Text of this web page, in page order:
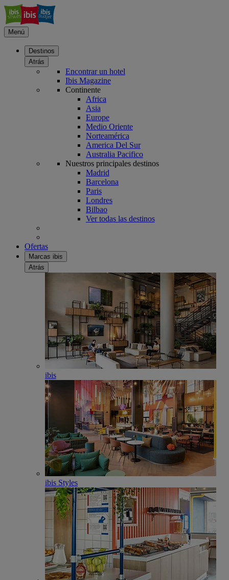
Menú
Destinos
Atrás
Encontrar un hotel
Ibis Magazine
Continente
Africa
Asia
Europe
Medio Oriente
Norteamérica
America Del Sur
Australia Pacifico
Nuestros principales destinos
Madrid
Barcelona
Paris
Londres
Bilbao
Ver todas las destinos
Ofertas
Marcas ibis
Atrás
ibis
ibis Styles